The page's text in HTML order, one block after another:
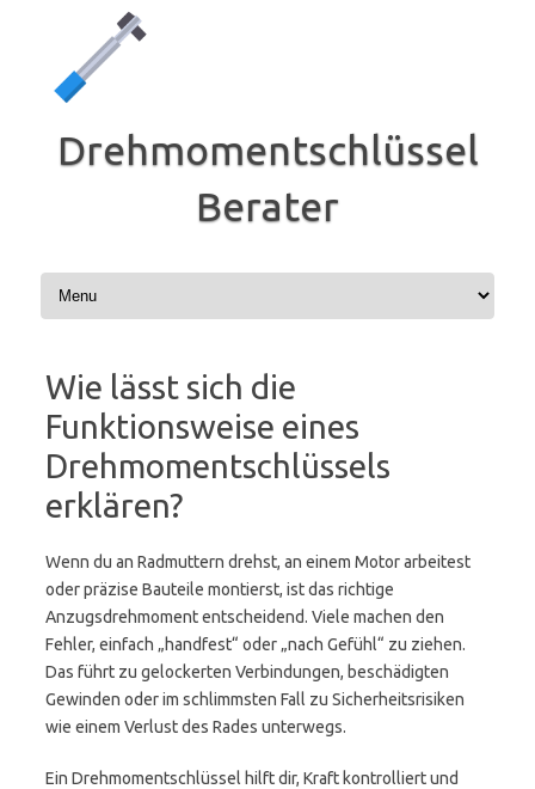
Drehmomentschlüssel
Berater
Wie lässt sich die
Funktionsweise eines
Drehmomentschlüssels
erklären?
Wenn du an Radmuttern drehst, an einem Motor arbeitest
oder präzise Bauteile montierst, ist das richtige
Anzugsdrehmoment entscheidend. Viele machen den
Fehler, einfach „handfest“ oder „nach Gefühl“ zu ziehen.
Das führt zu gelockerten Verbindungen, beschädigten
Gewinden oder im schlimmsten Fall zu Sicherheitsrisiken
wie einem Verlust des Rades unterwegs.
Ein Drehmomentschlüssel hilft dir, Kraft kontrolliert und